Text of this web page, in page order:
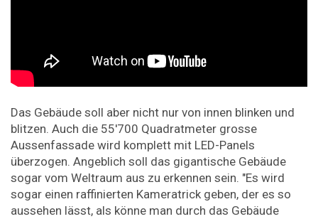
Das Gebäude soll aber nicht nur von innen blinken und
blitzen. Auch die 55'700 Quadratmeter grosse
Aussenfassade wird komplett mit LED-Panels
überzogen. Angeblich soll das gigantische Gebäude
sogar vom Weltraum aus zu erkennen sein. "Es wird
sogar einen raffinierten Kameratrick geben, der es so
aussehen lässt, als könne man durch das Gebäude